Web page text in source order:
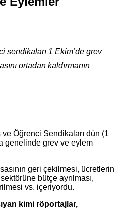
sendikaları 1 Ekim’de grev
ortadan kaldırmanın
Öğrenci Sendikaları dün (1
genelinde grev ve eylem
geri çekilmesi, ücretlerin
bütçe ayrılması,
vs. içeriyordu.
kimi röportajlar,